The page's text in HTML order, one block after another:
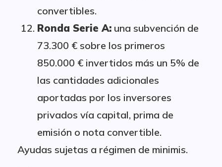
convertibles.
Ronda Serie A: una subvención de
73.300 € sobre los primeros
850.000 € invertidos más un 5% de
las cantidades adicionales
aportadas por los inversores
privados vía capital, prima de
emisión o nota convertible.
Ayudas sujetas a régimen de minimis.